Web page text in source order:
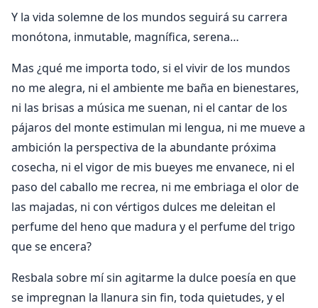
Y la vida solemne de los mundos seguirá su carrera
monótona, inmutable, magnífica, serena…
Mas ¿qué me importa todo, si el vivir de los mundos
no me alegra, ni el ambiente me baña en bienestares,
ni las brisas a música me suenan, ni el cantar de los
pájaros del monte estimulan mi lengua, ni me mueve a
ambición la perspectiva de la abundante próxima
cosecha, ni el vigor de mis bueyes me envanece, ni el
paso del caballo me recrea, ni me embriaga el olor de
las majadas, ni con vértigos dulces me deleitan el
perfume del heno que madura y el perfume del trigo
que se encera?
Resbala sobre mí sin agitarme la dulce poesía en que
se impregnan la llanura sin fin, toda quietudes, y el